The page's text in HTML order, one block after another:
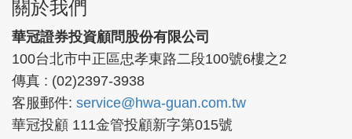
關於我們
華冠證券投資顧問股份有限公司
100台北市中正區忠孝東路二段100號6樓之2
傳真 : (02)2397-3938
客服郵件: service@hwa-guan.com.tw
華冠投顧 111金管投顧新字第015號